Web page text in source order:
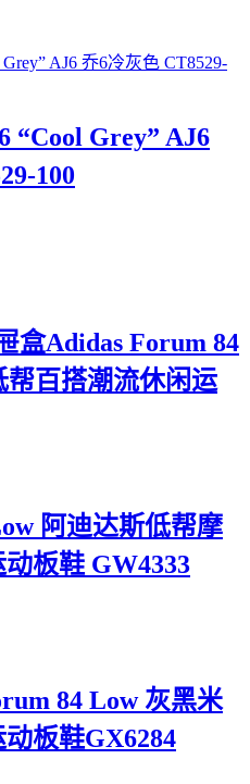
“Cool Grey” AJ6
100
盒Adidas Forum 84
百搭潮流休闲运
阿迪达斯低帮摩
板鞋 GW4333
84 Low 灰黑米
板鞋GX6284